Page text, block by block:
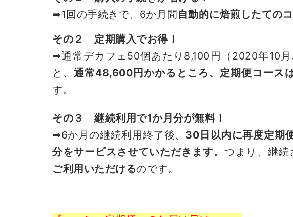
➡1回の手続きで、6か月間自動的に焙煎したての
その２ 定期購入でお得！
➡通常デカフェ50個あたり8,100円（2020年10
と、通常48,600円かかるところ、定期便コース
す。
その３ 継続利用で1か月分が無料！
➡6か月の継続利用終了後、 30日以内に再度定期
分をサービスさせていただきます。つまり、継続
ご利用いただけるのです。